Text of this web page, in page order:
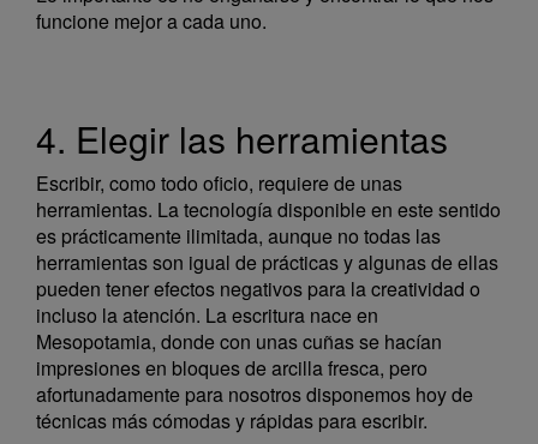
funcione mejor a cada uno.
4. Elegir las herramientas
Escribir, como todo oficio, requiere de unas
herramientas. La tecnología disponible en este sentido
es prácticamente ilimitada, aunque no todas las
herramientas son igual de prácticas y algunas de ellas
pueden tener efectos negativos para la creatividad o
incluso la atención. La escritura nace en
Mesopotamia, donde con unas cuñas se hacían
impresiones en bloques de arcilla fresca, pero
afortunadamente para nosotros disponemos hoy de
técnicas más cómodas y rápidas para escribir.